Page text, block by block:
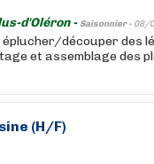
d'Oléron - Saisonnier - 08/
découper des
et assemblage des
(H/F)